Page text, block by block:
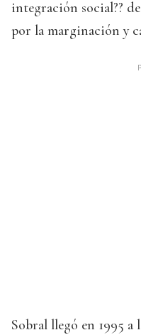
integración social??
por la marginación y
Sobral llegó en 1995